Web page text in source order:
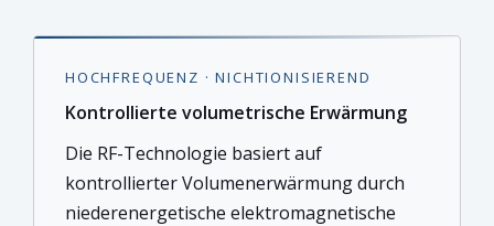
HOCHFREQUENZ · NICHTIONISIEREND
Kontrollierte volumetrische Erwärmung
Die RF-Technologie basiert auf
kontrollierter Volumenerwärmung durch
niederenergetische elektromagnetische